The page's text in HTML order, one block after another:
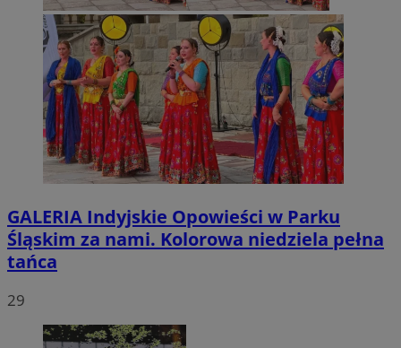
GALERIA Indyjskie Opowieści w Parku
Śląskim za nami. Kolorowa niedziela pełna
tańca
29